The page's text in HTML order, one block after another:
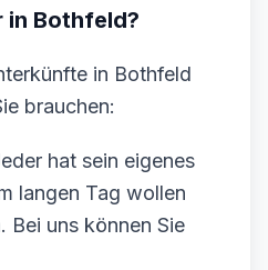
in Bothfeld?
in Bothfeld
brauchen:
hat sein eigenes
langen Tag wollen
Bei uns können Sie